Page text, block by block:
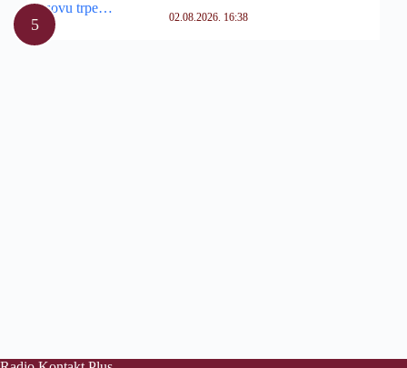
02.08.2026. 16:38